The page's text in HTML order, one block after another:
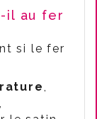
il au fer
si le fer